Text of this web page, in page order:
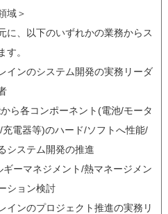
域＞
に、以下のいずれかの業務からス
す。
インのシステム開発の実務リーダ
ら各コンポーネント(電池/モータ
電器等)のハード/ソフトへ性能/
システム開発の推進
ーマネジメント/熱マネージメン
ション検討
インのプロジェクト推進の実務リ